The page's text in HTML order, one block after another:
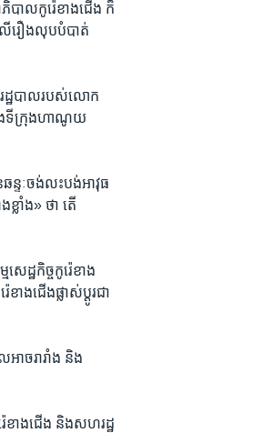
បាល​កូរ៉េ​ខាង​ជើង ក៏​
ើ​រឿង​លុប​បំបាត់​
រដ្ឋបាល​របស់​លោក
នុង​ទីក្រុង​ហាណូយ
ទៈ​ចង់​លះបង់​អាវុធ​
ាំង» ថា តើ​
េដ្ឋកិច្ច​កូរ៉េ​ខាង​
ាង​ជើង​ផ្លាស់ប្ដូរ​ជា​
ាច​រារាំង និង​
ខាង​ជើង និង​សហរដ្ឋ​